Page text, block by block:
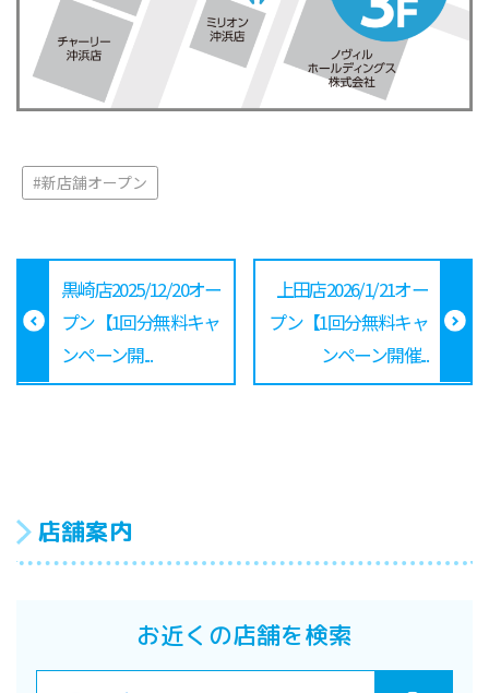
#新店舗オープン
黒崎店2025/12/20オー
プン【1回分無料キャ
ンペーン開...
上田店2026/1/21オー
プン【1回分無料キャ
ンペーン開催...
店舗案内
お近くの店舗を検索